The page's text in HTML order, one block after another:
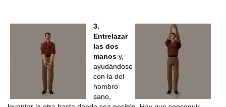
3.
Entrelazar
las dos
manos y,
ayudándose
con la del
hombro
sano,